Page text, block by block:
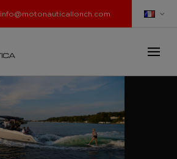
info@motonauticallonch.com